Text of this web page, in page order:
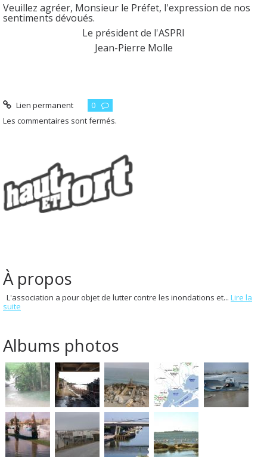
Veuillez agréer, Monsieur le Préfet, l'expression de nos
sentiments dévoués.
Le président de l'ASPRI
Jean-Pierre Molle
Lien permanent
0
Les commentaires sont fermés.
À propos
L'association a pour objet de lutter contre les inondations et... Lire la
suite
Albums photos